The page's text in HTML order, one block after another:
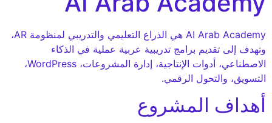
AI Arab Academy هي الذراع التعليمي والتدريبي لمنظومة AR،
وتهدف إلى تقديم برامج تدريبية عربية عملية في الذكاء
الاصطناعي، أدوات الإنتاجية، إدارة المشروعات، WordPress،
التسويق، والتحول الرقمي.
أهداف المشروع